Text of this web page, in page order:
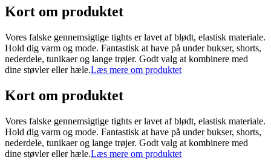
Kort om produktet
Vores falske gennemsigtige tights er lavet af blødt, elastisk materiale.
Hold dig varm og mode. Fantastisk at have på under bukser, shorts,
nederdele, tunikaer og lange trøjer. Godt valg at kombinere med
dine støvler eller hæle.Læs mere om produktet
Kort om produktet
Vores falske gennemsigtige tights er lavet af blødt, elastisk materiale.
Hold dig varm og mode. Fantastisk at have på under bukser, shorts,
nederdele, tunikaer og lange trøjer. Godt valg at kombinere med
dine støvler eller hæle.Læs mere om produktet